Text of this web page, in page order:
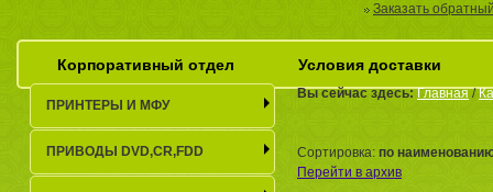
Заказать
Корпоративный отдел Условия доставки
Вы сейчас здесь:Главная/
Сортировка: по
Перейти в архив
ПРИНТЕРЫ И МФУ
ПРИВОДЫ DVD,CR,FDD